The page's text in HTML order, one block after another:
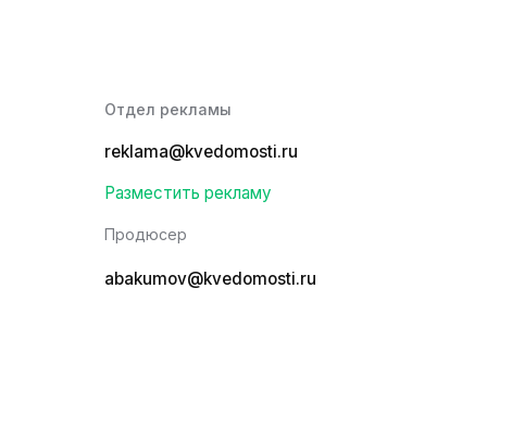
Отдел рекламы
reklama@kvedomosti.ru
Разместить рекламу
Продюсер
abakumov@kvedomosti.ru